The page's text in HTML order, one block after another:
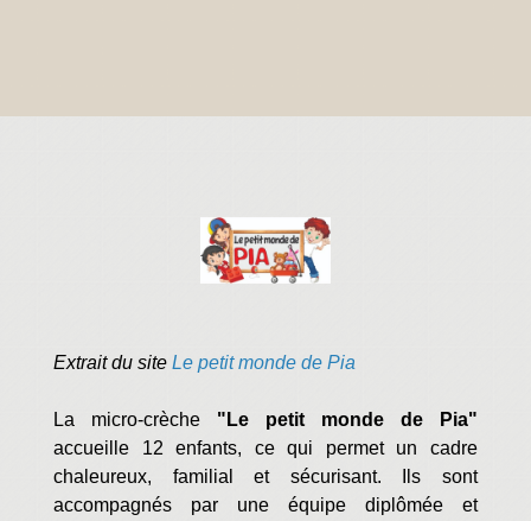
Extrait du site Le petit monde de Pia
La micro-crèche "Le petit monde de Pia"
accueille 12 enfants, ce qui permet un cadre
chaleureux, familial et sécurisant. Ils sont
accompagnés par une équipe diplômée et